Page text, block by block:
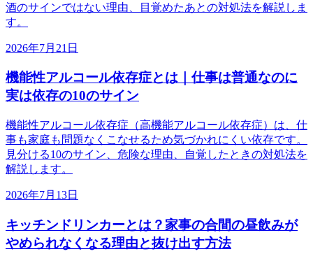
酒のサインではない理由、目覚めたあとの対処法を解説しま
す。
2026年7月21日
機能性アルコール依存症とは｜仕事は普通なのに
実は依存の10のサイン
機能性アルコール依存症（高機能アルコール依存症）は、仕
事も家庭も問題なくこなせるため気づかれにくい依存です。
見分ける10のサイン、危険な理由、自覚したときの対処法を
解説します。
2026年7月13日
キッチンドリンカーとは？家事の合間の昼飲みが
やめられなくなる理由と抜け出す方法